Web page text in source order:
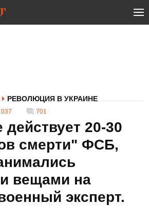
РЕВОЛЮЦИЯ В УКРАИНЕ
037 701
20-30
смерти" ФСБ,
вещами на
эксперт.